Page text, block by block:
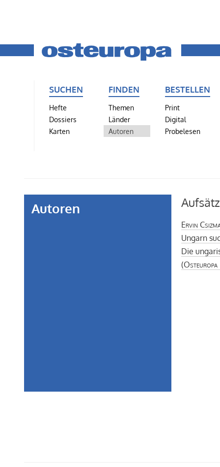
SUCHEN
Hefte
Dossiers
Karten
FINDEN
Themen
Länder
Autoren
BESTELLEN
Print
Digital
Probelesen
Autoren
Ervin
Ungarn
Die
(Osteuropa